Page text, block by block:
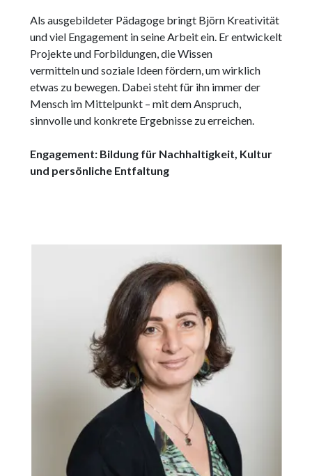
Als ausgebildeter Pädagoge bringt Björn Kreativität
und viel Engagement in seine Arbeit ein. Er entwickelt
Projekte und Forbildungen, die Wissen
vermitteln und soziale Ideen fördern, um wirklich
etwas zu bewegen. Dabei steht für ihn immer der
Mensch im Mittelpunkt – mit dem Anspruch,
sinnvolle und konkrete Ergebnisse zu erreichen.
Engagement: Bildung für Nachhaltigkeit, Kultur
und persönliche Entfaltung